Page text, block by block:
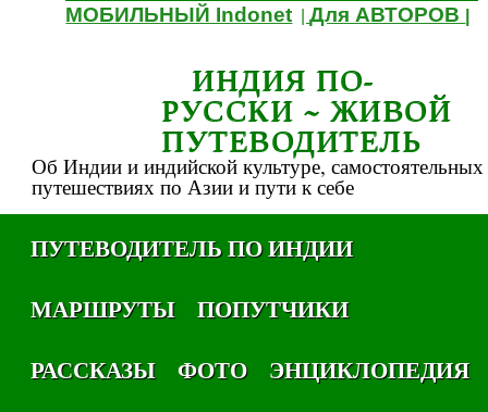
МОБИЛЬНЫЙ Indonet |Для АВТОРОВ
ИНДИЯ ПО-
РУССКИ ~ ЖИВОЙ
ПУТЕВОДИТЕЛЬ
Об Индии и индийской культуре, самостоятельных
путешествиях по Азии и пути к себе
ПУТЕВОДИТЕЛЬ ПО ИНДИИ
МАРШРУТЫ
ПОПУТЧИКИ
РАССКАЗЫ
ФОТО
ЭНЦИКЛОПЕДИЯ